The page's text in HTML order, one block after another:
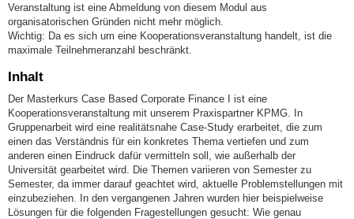
Veranstaltung ist eine Abmeldung von diesem Modul aus
organisatorischen Gründen nicht mehr möglich.
Wichtig: Da es sich um eine Kooperationsveranstaltung handelt, ist die
maximale Teilnehmeranzahl beschränkt.
Inhalt
Der Masterkurs Case Based Corporate Finance I ist eine
Kooperationsveranstaltung mit unserem Praxispartner KPMG. In
Gruppenarbeit wird eine realitätsnahe Case-Study erarbeitet, die zum
einen das Verständnis für ein konkretes Thema vertiefen und zum
anderen einen Eindruck dafür vermitteln soll, wie außerhalb der
Universität gearbeitet wird. Die Themen variieren von Semester zu
Semester, da immer darauf geachtet wird, aktuelle Problemstellungen mit
einzubeziehen. In den vergangenen Jahren wurden hier beispielweise
Lösungen für die folgenden Fragestellungen gesucht: Wie genau